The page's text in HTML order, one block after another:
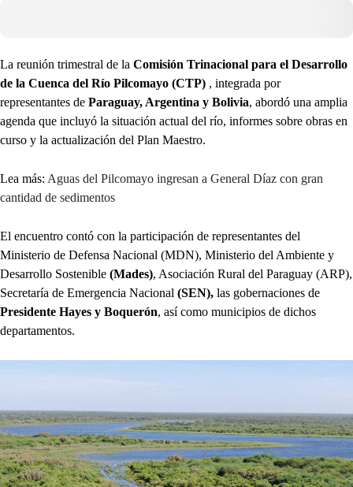
La reunión trimestral de la Comisión Trinacional para el Desarrollo
de la Cuenca del Río Pilcomayo (CTP) , integrada por
representantes de Paraguay, Argentina y Bolivia, abordó una amplia
agenda que incluyó la situación actual del río, informes sobre obras en
curso y la actualización del Plan Maestro.
Lea más: Aguas del Pilcomayo ingresan a General Díaz con gran
cantidad de sedimentos
El encuentro contó con la participación de representantes del
Ministerio de Defensa Nacional (MDN), Ministerio del Ambiente y
Desarrollo Sostenible (Mades), Asociación Rural del Paraguay (ARP),
Secretaría de Emergencia Nacional (SEN), las gobernaciones de
Presidente Hayes y Boquerón, así como municipios de dichos
departamentos.